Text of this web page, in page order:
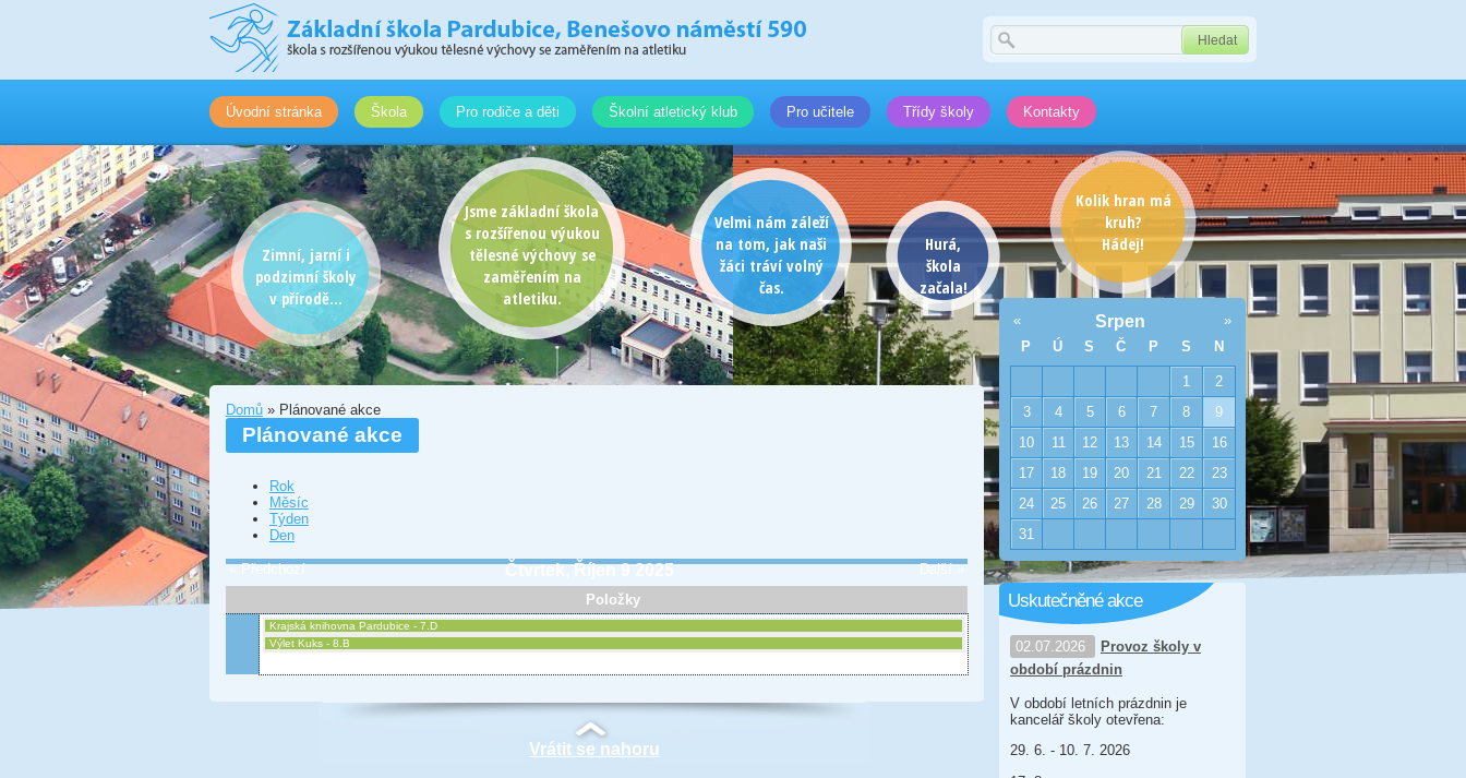
Úvodní stránka Škola Pro rodiče a děti Školní atletický klub Pro učitele Třídy školy Kontakty
Zimní, jarní i
podzimní školy
v přírodě...
Jsme základní škola
s rozšířenou výukou
tělesné výchovy se
zaměřením na
atletiku.
Velmi nám záleží
na tom, jak naši
žáci tráví volný
čas.
Hurá,
škola
začala!
Kolik hran má
kruh?
Hádej!
Domů » Plánované akce
Plánované akce
Rok
Měsíc
Týden
Den
« Předchozí Čtvrtek, Říjen 9 2025
Další »
Položky
Krajská knihovna Pardubice - 7.D
Výlet Kuks - 8.B
Vrátit se nahoru
« Srpen
»
P
Ú S Č P S N
1
2
3
4 5 6 7 8
9
10
11 12 13 14 15
16
17
18 19 20 21 22
23
24
25 26 27 28 29
30
31
Uskutečněné akce
02.07.2026
Provoz školy v
období prázdnin
V období letních prázdnin je
kancelář školy otevřena:
29. 6. - 10. 7. 2026